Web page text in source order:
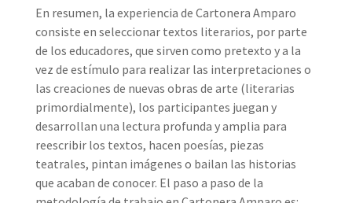
En resumen, la experiencia de Cartonera Amparo
consiste en seleccionar textos literarios, por parte
de los educadores, que sirven como pretexto y a la
vez de estímulo para realizar las interpretaciones o
las creaciones de nuevas obras de arte (literarias
primordialmente), los participantes juegan y
desarrollan una lectura profunda y amplia para
reescribir los textos, hacen poesías, piezas
teatrales, pintan imágenes o bailan las historias
que acaban de conocer. El paso a paso de la